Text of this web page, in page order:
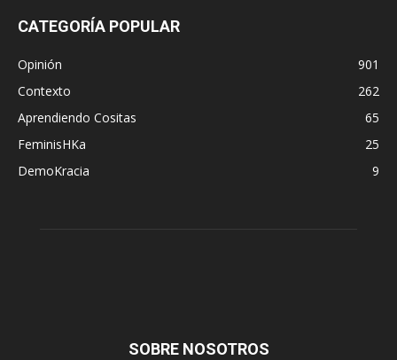
CATEGORÍA POPULAR
Opinión
901
Contexto
262
Aprendiendo Cositas
65
FeminisHKa
25
DemoKracia
9
SOBRE NOSOTROS